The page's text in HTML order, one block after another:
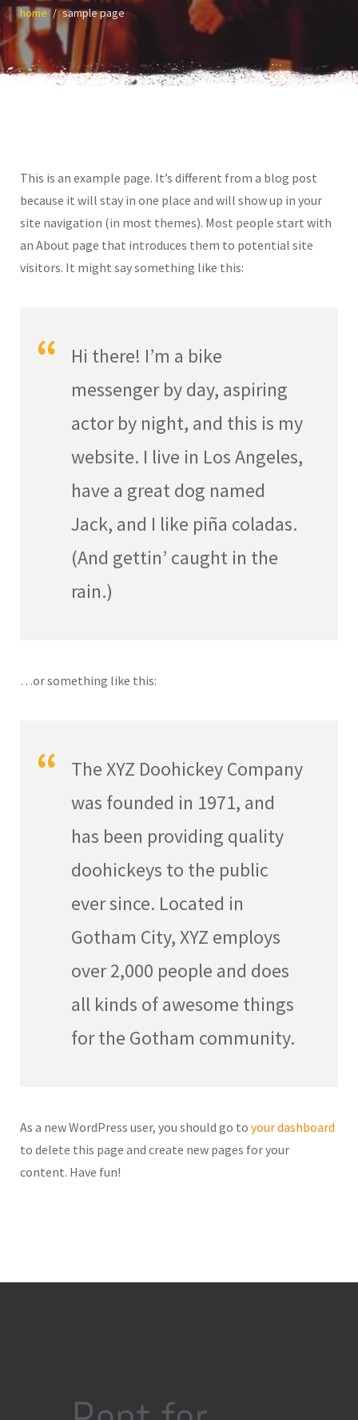
home sample page
This is an example page. It’s different from a blog post
because it will stay in one place and will show up in your
site navigation (in most themes). Most people start with
an About page that introduces them to potential site
visitors. It might say something like this:
Hi there! I’m a bike
messenger by day, aspiring
actor by night, and this is my
website. I live in Los Angeles,
have a great dog named
Jack, and I like piña coladas.
(And gettin’ caught in the
rain.)
…or something like this:
The XYZ Doohickey Company
was founded in 1971, and
has been providing quality
doohickeys to the public
ever since. Located in
Gotham City, XYZ employs
over 2,000 people and does
all kinds of awesome things
for the Gotham community.
As a new WordPress user, you should go to your dashboard
to delete this page and create new pages for your
content. Have fun!